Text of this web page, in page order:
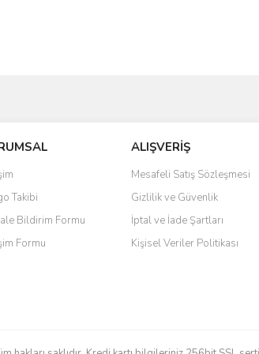
Ürün resmi kalitesiz, bozuk veya görüntülenemiyor.
Ürün bilgilerinde hatalar bulunuyor.
Ürün fiyatı diğer sitelerden daha pahalı.
Bu ürüne benzer farklı alternatifler olmalı.
Takibi
Bildirim Formu
Formu
ALIŞVERİŞ
Mesafeli Satış Sözleşmesi
Gizlilik ve Güvenlik
İptal ve İade Şartları
Kişisel Veriler Politikası